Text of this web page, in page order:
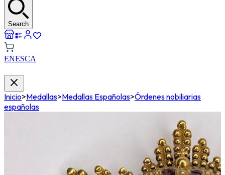
Search
ENESCA
Inicio>Medallas>Medallas Españolas>Órdenes nobiliarias
españolas